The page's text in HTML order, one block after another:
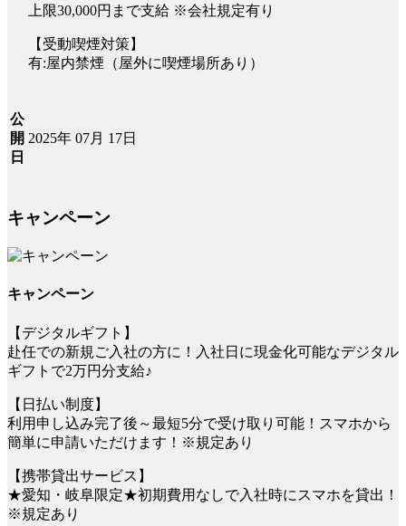
上限30,000円まで支給 ※会社規定有り
【受動喫煙対策】
有:屋内禁煙（屋外に喫煙場所あり）
公
開
日
2025年 07月 17日
キャンペーン
キャンペーン
【デジタルギフト】
赴任での新規ご入社の方に！入社日に現金化可能なデジタル
ギフトで2万円分支給♪
【日払い制度】
利用申し込み完了後～最短5分で受け取り可能！スマホから
簡単に申請いただけます！※規定あり
【携帯貸出サービス】
★愛知・岐阜限定★初期費用なしで入社時にスマホを貸出！
※規定あり